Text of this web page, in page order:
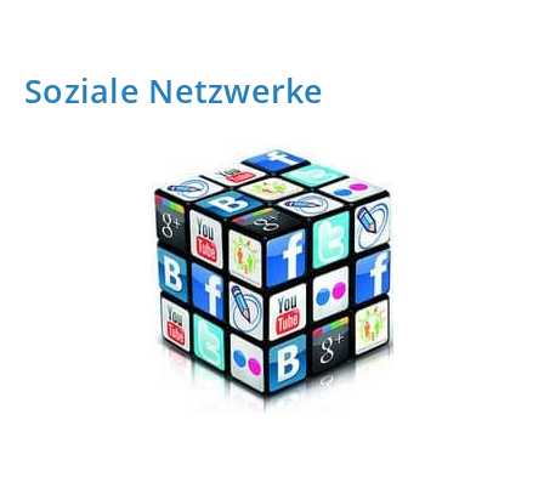
Soziale Netzwerke